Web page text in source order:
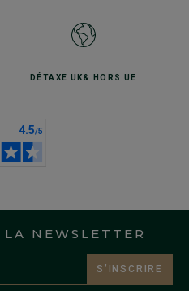
DÉTAXE UK& HORS UE
NEWSLETTER
S’INSCRIRE